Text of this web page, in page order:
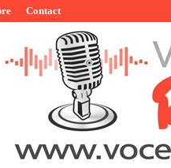
Contact